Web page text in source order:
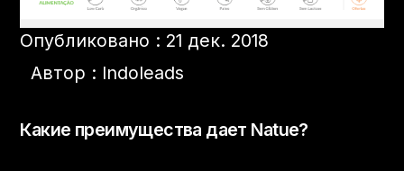
Опубликовано : 21 дек. 2018
Автор : Indoleads
Какие преимущества дает Natue?